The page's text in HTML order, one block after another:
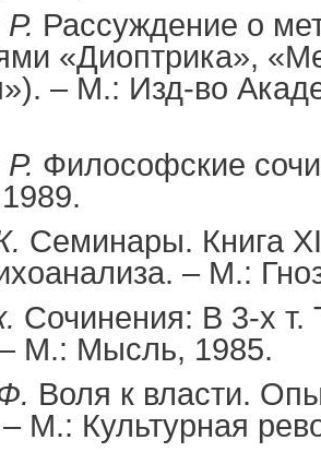
Рассуждение о
«Диоптрика»,
– М.: Изд-во
Философские
Семинары. Книга
– М.:
Сочинения: В 3-х
М.: Мысль, 1985.
Воля к власти.
М.: Культурная